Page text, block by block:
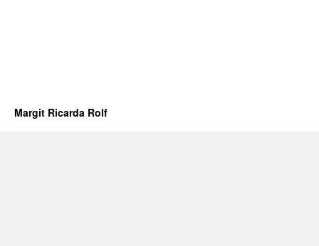
Margit Ricarda Rolf